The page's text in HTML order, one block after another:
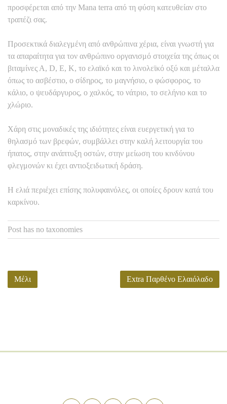
προσφέρεται από την Mana terra από τη φύση κατευθείαν στο
τραπέζι σας.
Προσεκτικά διαλεγμένη από ανθρώπινα χέρια, είναι γνωστή για
τα απαραίτητα για τον ανθρώπινο οργανισμό στοιχεία της όπως οι
βιταμίνες Α, D, E, K, το ελαϊκό και το λινολεϊκό οξύ και μέταλλα
όπως το ασβέστιο, ο σίδηρος, το μαγνήσιο, ο φώσφορος, το
κάλιο, ο ψευδάργυρος, ο χαλκός, το νάτριο, το σελήνιο και το
χλώριο.
Χάρη στις μοναδικές της ιδιότητες είναι ευεργετική για το
θηλασμό των βρεφών, συμβάλλει στην καλή λειτουργία του
ήπατος, στην ανάπτυξη οστών, στην μείωση του κινδύνου
φλεγμονών κι έχει αντιοξειδωτική δράση.
Η ελιά περιέχει επίσης πολυφαινόλες, οι οποίες δρουν κατά του
καρκίνου.
Post has no taxonomies
Μέλι Extra Παρθένο Ελαιόλαδο